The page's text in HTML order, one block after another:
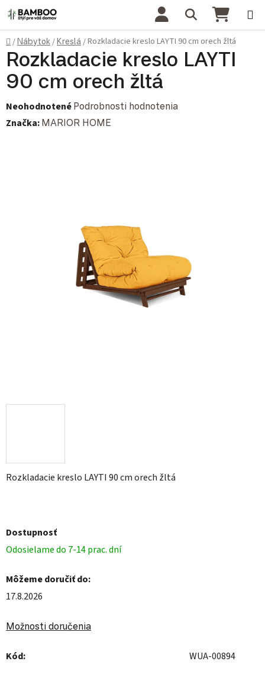
Prejsť na obsah Hľadať
Domov
/Nábytok /Kreslá /Rozkladacie kreslo LAYTI 90 cm orech žltá
Rozkladacie kreslo LAYTI 90 cm orech žltá
Dostupnosť
Odosielame do 7-14 prac. dní
Môžeme doručiť do:
17.8.2026
Možnosti doručenia
Kód: WUA-00894
Rozkladacie kreslo LAYTI
90 cm orech žltá
Priemerné hodnotenie produktu je 0,0 z 5 hviezdičiek.
Neohodnotené Podrobnosti hodnotenia
Značka: MARIOR HOME